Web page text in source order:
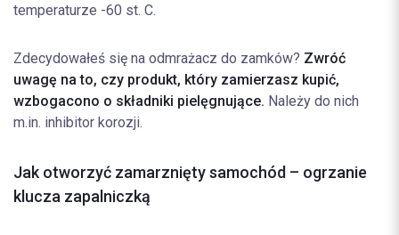
temperaturze -60 st. C.
Zdecydowałeś się na odmrażacz do zamków? Zwróć
uwagę na to, czy produkt, który zamierzasz kupić,
wzbogacono o składniki pielęgnujące. Należy do nich
m.in. inhibitor korozji.
Jak otworzyć zamarznięty samochód – ogrzanie
klucza zapalniczką